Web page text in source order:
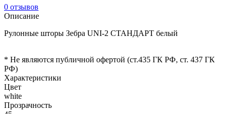
0 отзывов
Описание
Рулонные шторы Зебра UNI-2 СТАНДАРТ белый
* Не являются публичной офертой (ст.435 ГК РФ, cт. 437 ГК
РФ)
Характеристики
Цвет
white
Прозрачность